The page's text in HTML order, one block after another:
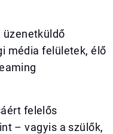
üzenetküldő
média felületek, élő
felelős
– vagyis a szülők,